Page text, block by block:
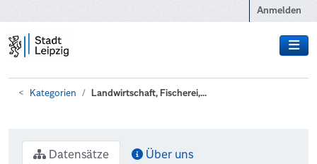
Anmelden
Kategorien Landwirtschaft, Fischerei,...
Datensätze Über uns